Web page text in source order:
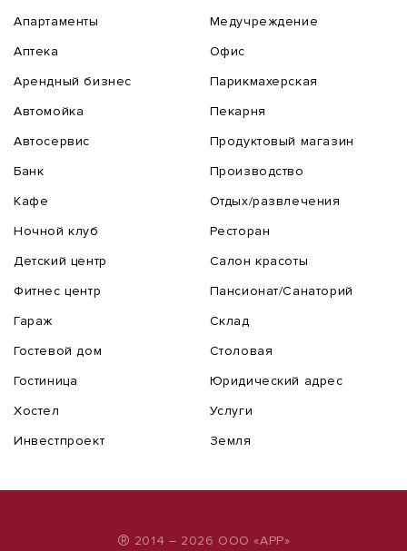
Апартаменты
Аптека
Арендный бизнес
Автомойка
Автосервис
Банк
Кафе
Ночной клуб
Детский центр
Фитнес центр
Гараж
Гостевой дом
Гостиница
Хостел
Инвестпроект
Медучреждение
Офис
Парикмахерская
Пекарня
Продуктовый магазин
Производство
Отдых/развлечения
Ресторан
Салон красоты
Пансионат/Санаторий
Склад
Столовая
Юридический адрес
Услуги
Земля
® 2014 – 2026 ООО «АРР»